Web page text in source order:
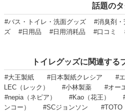
話題の
#バス・トイレ・洗面グッズ #消臭剤・
ズ
#日用品 #日用消耗品 #口コミ
トイレグッズに関連する
#大王製紙 #日本製紙クレシア #
LEC（レック）
#小林製薬 #オー
#nepia（ネピア）
#Kao（花王）
ンコー）
#SCジョンソン #TOTO